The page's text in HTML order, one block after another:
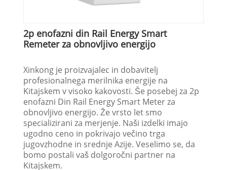
2p enofazni din Rail Energy Smart
Remeter za obnovljivo energijo
Xinkong je proizvajalec in dobavitelj
profesionalnega merilnika energije na
Kitajskem v visoko kakovosti. Še posebej za 2p
enofazni Din Rail Energy Smart Meter za
obnovljivo energijo. Že vrsto let smo
specializirani za merjenje. Naši izdelki imajo
ugodno ceno in pokrivajo večino trga
jugovzhodne in srednje Azije. Veselimo se, da
bomo postali vaš dolgoročni partner na
Kitajskem.